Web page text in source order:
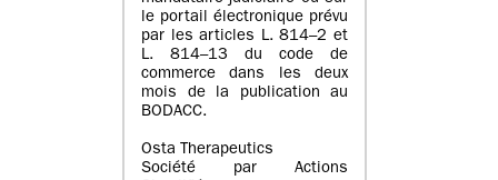
le portail électronique prévu
par les articles L. 814–2 et
L. 814–13 du code de
commerce dans les deux
mois de la publication au
BODACC.
Osta Therapeutics
Société par Actions